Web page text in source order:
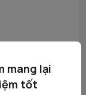
mang lại
tốt